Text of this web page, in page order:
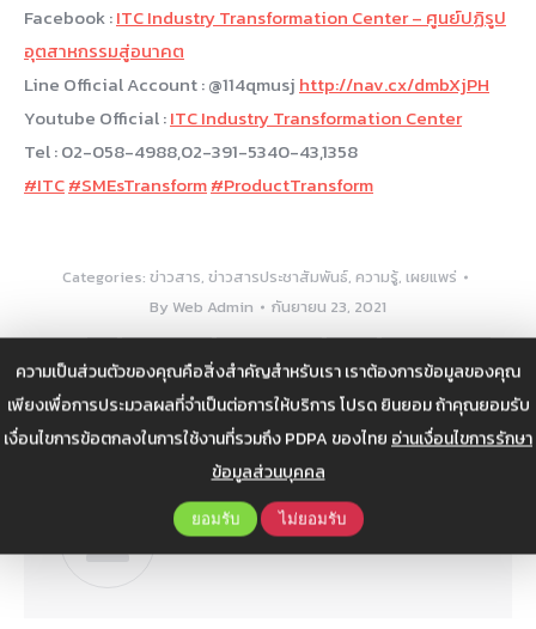
ความเป็นส่วนตัวของคุณคือสิ่งสำคัญสำหรับเรา เราต้องการข้อมูลของคุณ
เพียงเพื่อการประมวลผลที่จำเป็นต่อการให้บริการ โปรด ยินยอม ถ้าคุณยอมรับ
เงื่อนไขการข้อตกลงในการใช้งานที่รวมถึง PDPA ของไทยอ่านเงื่อนไขการรักษา
ข้อมูลส่วนบุคคล
ยอมรับ ไม่ยอมรับ
Facebook :ITC Industry Transformation Center – ศูนย์ปฏิรูป
อุตสาหกรรมสู่อนาคต
Line Official Account : @114qmusj http://nav.cx/dmbXjPH
Youtube Official :ITC Industry Transformation Center
Tel : 02-058-4988,02-391-5340-43,1358
#ITC#SMEsTransform#ProductTransform
Categories: ข่าวสาร, ข่าวสารประชาสัมพันธ์, ความรู้, เผยแพร่
By Web Admin
กันยายน 23, 2021
พัฒนาผลิตภัณฑ์ อบรมออนไลน์ แปรรูปอาหาร
Author:Web Admin